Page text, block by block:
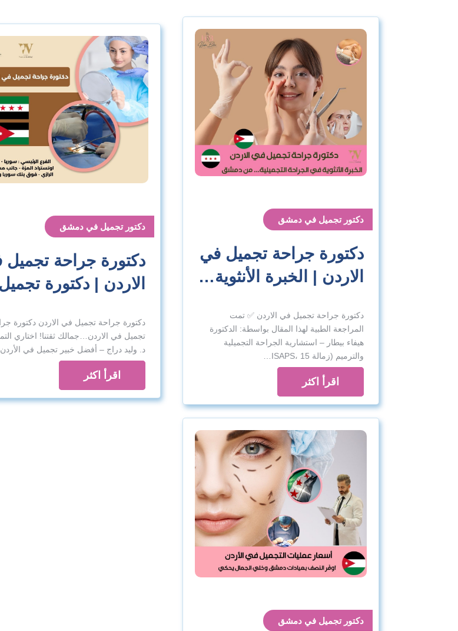
دكتور تجميل في دمشق
دكتورة جراحة تجميل في
الاردن | الخبرة الأنثوية…
دكتورة جراحة تجميل في الاردن ✅ تمت
المراجعة الطبية لهذا المقال بواسطة: الدكتورة
هيفاء بيطار – استشارية الجراحة التجميلية
والترميم (زمالة ISAPS، 15…
اقرأ اكثر
دكتور تجميل في دمشق
دكتورة جراحة
الاردن | دكتورة
دكتورة جراحة تجميل في الاردن دكتورة
تجميل في الاردن…جمالك ثقتنا! اختاري
د. وليد دراج – أفضل خبير تجميل في
اقرأ اكثر
دكتور تجميل في دمشق